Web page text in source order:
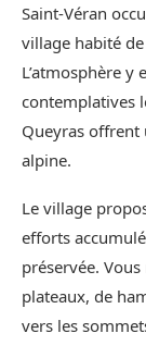
Saint‑Véran
village habité
L’atmosphère y
contemplatives
Queyras offrent
alpine.
Le village
efforts
préservée.
plateaux, de
vers les